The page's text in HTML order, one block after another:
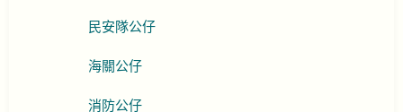
民安隊公仔
海關公仔
消防公仔